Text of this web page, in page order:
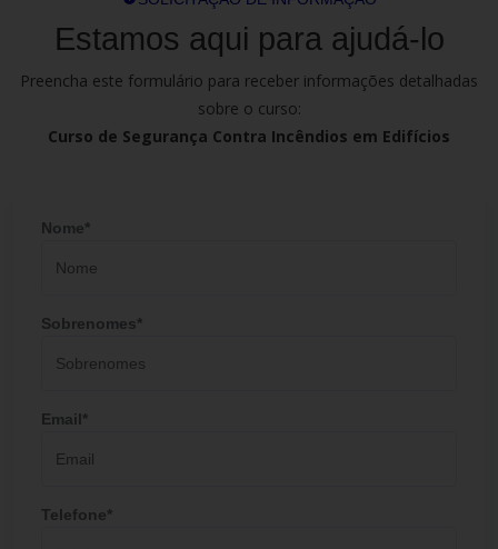
Estamos aqui para ajudá-lo
Preencha este formulário para receber informações detalhadas
sobre o curso:
Curso de Segurança Contra Incêndios em Edifícios
Nome*
Sobrenomes*
Email*
Telefone*